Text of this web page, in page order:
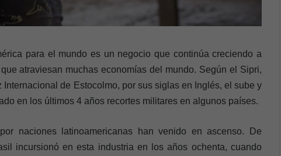
para el mundo es un negocio que continúa creciendo a
atraviesan muchas economías del mundo. Según el Sipri,
de Estocolmo, por sus siglas en Inglés, el sube y
en los últimos 4 años recortes militares en algunos países.
naciones latinoamericanas han venido en ascenso. De
incursionó en esta industria en los años ochenta, cuando